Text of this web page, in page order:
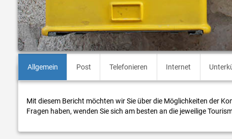
Allgemein Post Telefonieren Internet
Mit diesem Bericht möchten wir Sie über die Möglichkeiten der
Fragen haben, wenden Sie sich am besten an die jeweilige